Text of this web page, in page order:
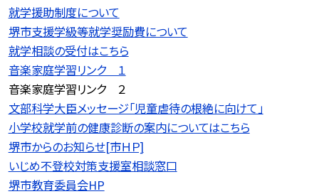
就学援助制度について
堺市支援学級等就学奨励費について
就学相談の受付はこちら
音楽家庭学習リンク １
音楽家庭学習リンク ２
文部科学大臣メッセージ「児童虐待の根絶に向けて」
小学校就学前の健康診断の案内についてはこちら
堺市からのお知らせ[市ＨＰ]
いじめ不登校対策支援室相談窓口
堺市教育委員会HP